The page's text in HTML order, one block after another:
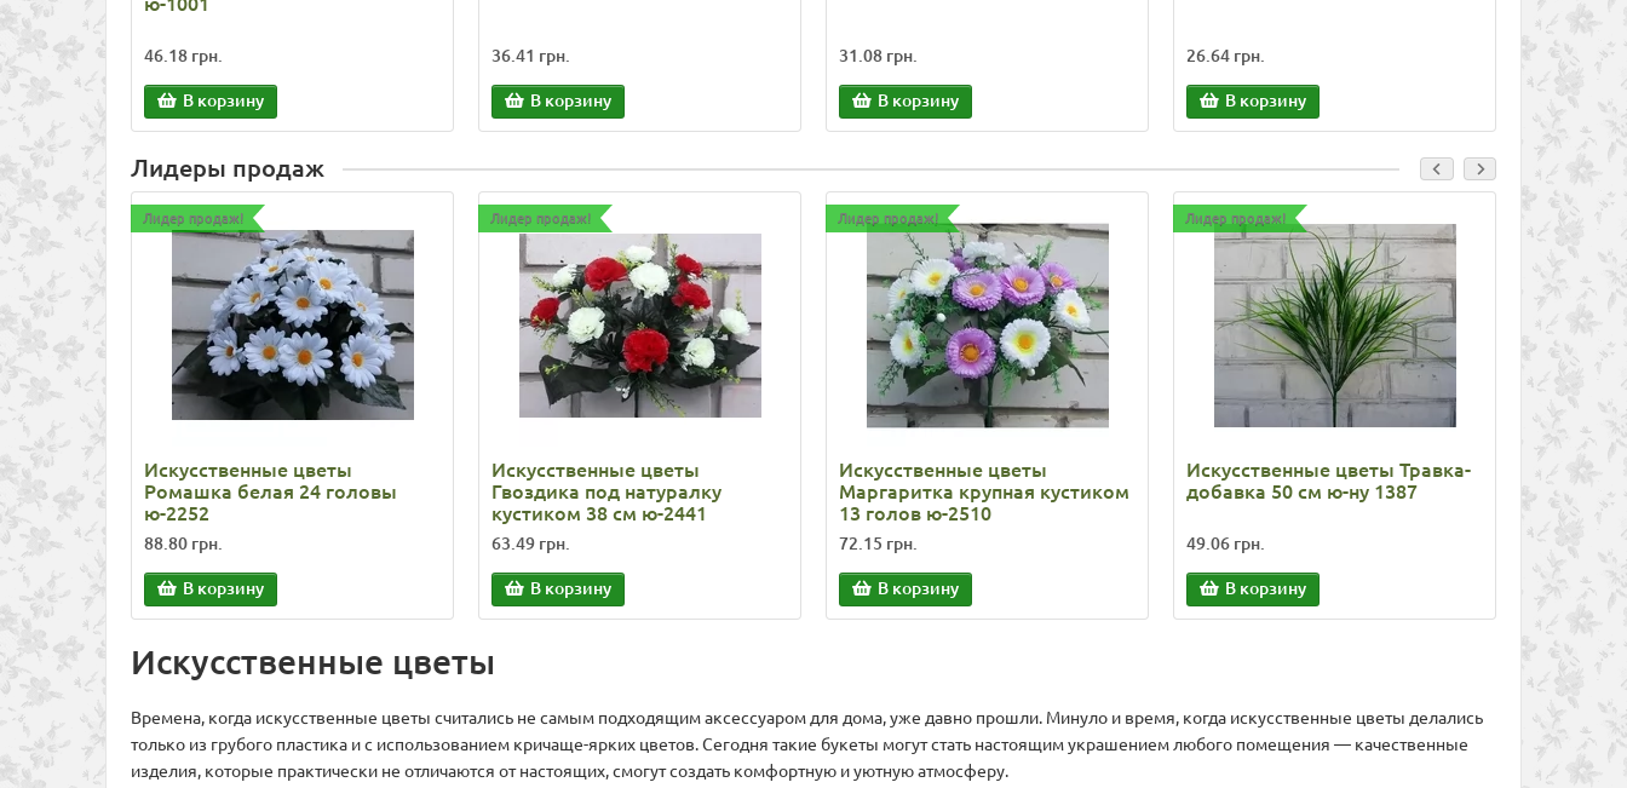
46.18 грн.
В корзину
36.41 грн.
В корзину
31.08 грн.
В корзину
26.64 грн.
В корзину
108.78 грн.
В
Лидеры продаж
Лидер продаж!
Искусственные цветы
Ромашка белая 24 головы
ю-2252
88.80 грн.
В корзину
Лидер продаж!
Искусственные цветы
Гвоздика под натуралку
кустиком 38 см ю-2441
63.49 грн.
В корзину
Лидер продаж!
Искусственные цветы
Маргаритка крупная кустиком
13 голов ю-2510
72.15 грн.
В корзину
Лидер продаж!
Искусственные цветы Травка-
добавка 50 см ю-ну 1387
49.06 грн.
В корзину
Лидер
цветная
72.15 грн.
В
Искусственные цветы
Времена, когда искусственные цветы считались не самым подходящим аксессуаром для дома, уже давно прошли. Минуло и время, когда искусственные цветы делались
только из грубого пластика и с использованием кричаще-ярких цветов. Сегодня такие букеты могут стать настоящим украшением любого помещения — качественные
изделия, которые практически не отличаются от настоящих, смогут создать комфортную и уютную атмосферу.